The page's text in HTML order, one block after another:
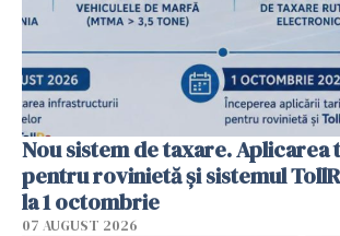
Nou sistem de taxare.
pentru rovinietă şi sistemul
la 1 octombrie
07 AUGUST 2026